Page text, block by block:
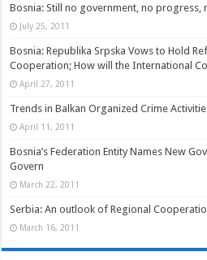
Bosnia: Still no government, no progress,
July 25, 2011
Bosnia: Republika Srpska Vows to Hold
Cooperation; How will the International
April 27, 2011
Trends in Balkan Organized Crime
April 11, 2011
Bosnia’s Federation Entity Names New
Govern
March 22, 2011
Serbia: An outlook of Regional
March 16, 2011